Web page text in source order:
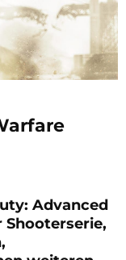
Advanced
Shooterserie,